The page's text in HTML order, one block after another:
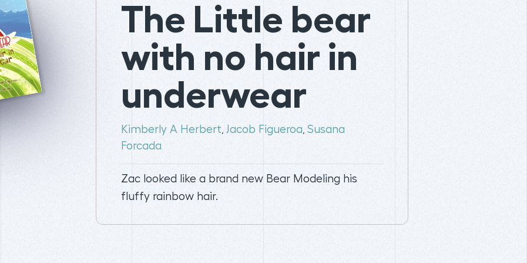
The Little bear
with no hair in
underwear
Kimberly A Herbert Jacob Figueroa Susana
Forcada
Zac looked like a brand new Bear Modeling his
fluffy rainbow hair.